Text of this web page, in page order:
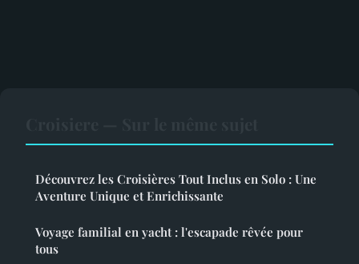
Découvrez les Croisières Tout Inclus en Solo : Une
Aventure Unique et Enrichissante
Voyage familial en yacht : l'escapade rêvée pour
tous